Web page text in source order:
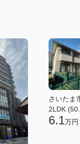
さいたま
2LDK
6.1万円